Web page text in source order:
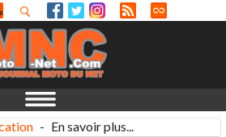
- En savoir plus...